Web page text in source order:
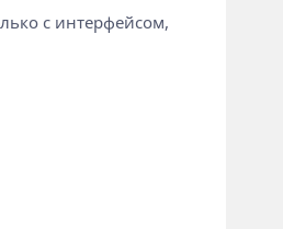
с интерфейсом,